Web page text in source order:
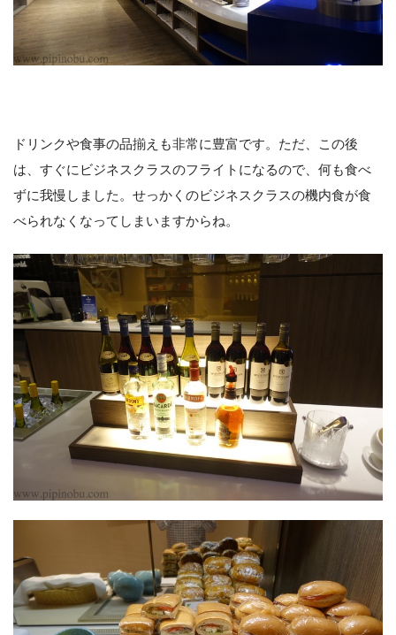
ドリンクや食事の品揃えも非常に豊富です。ただ、この後
は、すぐにビジネスクラスのフライトになるので、何も食べ
ずに我慢しました。せっかくのビジネスクラスの機内食が食
べられなくなってしまいますからね。